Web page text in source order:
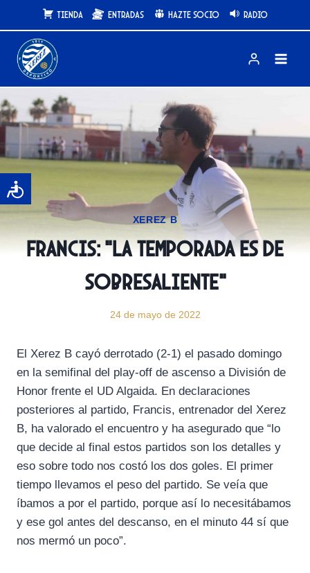
al
contenido
Tienda Entradas Hazte Socio Radio
XEREZ B
Francis: “La temporada es de
sobresaliente”
24 de mayo de 2022
El Xerez B cayó derrotado (2-1) el pasado domingo
en la semifinal del play-off de ascenso a División de
Honor frente el UD Algaida. En declaraciones
posteriores al partido, Francis, entrenador del Xerez
B, ha valorado el encuentro y ha asegurado que “lo
que decide al final estos partidos son los detalles y
eso sobre todo nos costó los dos goles. El primer
tiempo llevamos el peso del partido. Se veía que
íbamos a por el partido, porque así lo necesitábamos
y ese gol antes del descanso, en el minuto 44 sí que
nos mermó un poco”.